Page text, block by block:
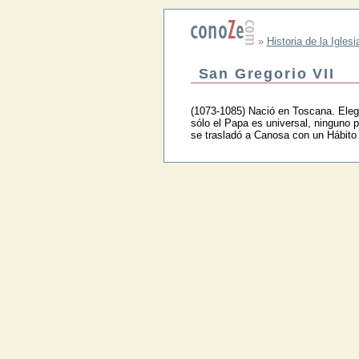
» Historia de la
San Gregorio VII
(1073-1085) Nació en Toscana.
sólo el Papa es universal, ninguno
se trasladó a Canosa con un